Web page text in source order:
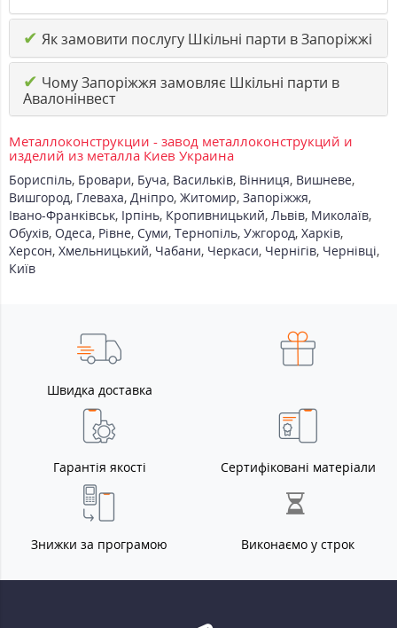
✔ Як замовити послугу Шкільні парти в Запоріжжі
✔ Чому Запоріжжя замовляє Шкільні парти в
Авалонінвест
Металлоконструкции - завод металлоконструкций и
изделий из металла Киев Украина
Бориспіль, Бровари, Буча, Васильків, Вінниця, Вишневе,
Вишгород, Глеваха, Дніпро, Житомир, Запоріжжя,
Івано-Франківськ, Ірпінь, Кропивницький, Львів, Миколаїв,
Обухів, Одеса, Рівне, Суми, Тернопіль, Ужгород, Харків,
Херсон, Хмельницький, Чабани, Черкаси, Чернігів, Чернівці,
Київ
Швидка доставка
Гарантія якості Сертифіковані матеріали
Знижки за програмою Виконаємо у строк